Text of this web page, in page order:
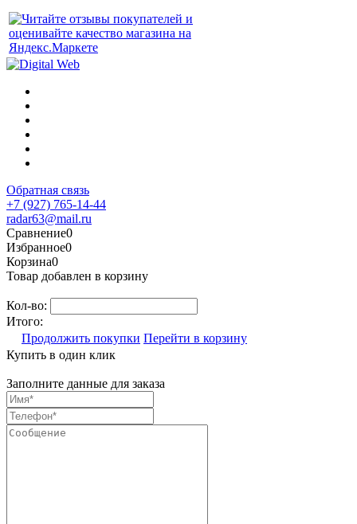
Обратная связь
+7 (927) 765-14-44
radar63@mail.ru
Сравнение0
Избранное0
Корзина0
Товар добавлен в корзину
Кол-во:
Итого:
Продолжить покупки Перейти в корзину
Купить в один клик
Заполните данные для заказа